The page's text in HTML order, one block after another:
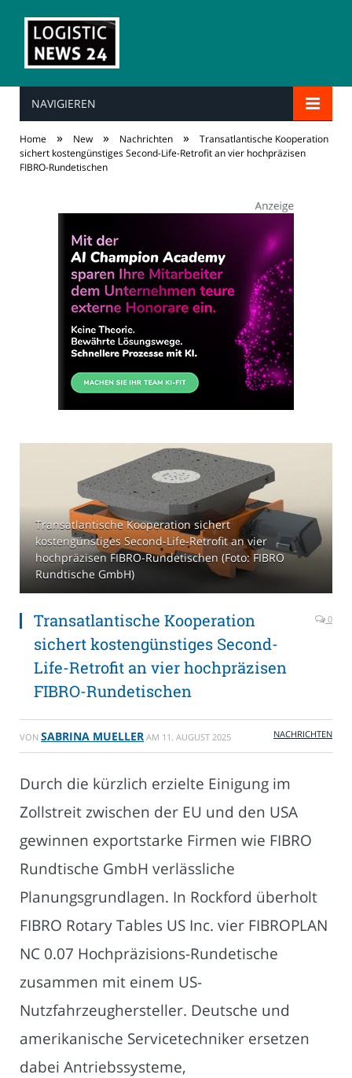
NAVIGIEREN
Home » New » Nachrichten »
Transatlantische Kooperation
sichert kostengünstiges Second-Life-Retrofit an vier hochpräzisen
FIBRO-Rundetischen
Transatlantische Kooperation sichert
kostengünstiges Second-Life-Retrofit an vier
hochpräzisen FIBRO-Rundetischen (Foto: FIBRO
Rundtische GmbH)
Transatlantische Kooperation
sichert kostengünstiges Second-
Life-Retrofit an vier hochpräzisen
FIBRO-Rundetischen
0
VON SABRINA MUELLER AM 11. AUGUST 2025 NACHRICHTEN
Durch die kürzlich erzielte Einigung im
Zollstreit zwischen der EU und den USA
gewinnen exportstarke Firmen wie FIBRO
Rundtische GmbH verlässliche
Planungsgrundlagen. In Rockford überholt
FIBRO Rotary Tables US Inc. vier FIBROPLAN
NC 0.07 Hochpräzisions-Rundetische
zusammen mit einem US-
Nutzfahrzeughersteller. Deutsche und
amerikanische Servicetechniker ersetzen
dabei Antriebssysteme,